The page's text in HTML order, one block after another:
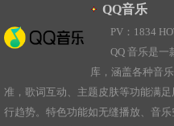
QQ音乐
PV：1834
QQ 音乐是一
库，涵盖各种音
准，歌词互动、主题皮肤等功能满
行趋势。特色功能如无缝播放、音